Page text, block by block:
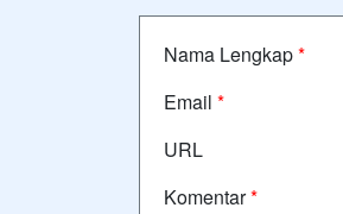
Nama Lengkap*
Email *
URL
Komentar*